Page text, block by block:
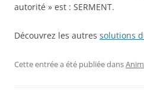
autorité » est : SERMENT.
Découvrez les autres solutions
Cette entrée a été publiée dans